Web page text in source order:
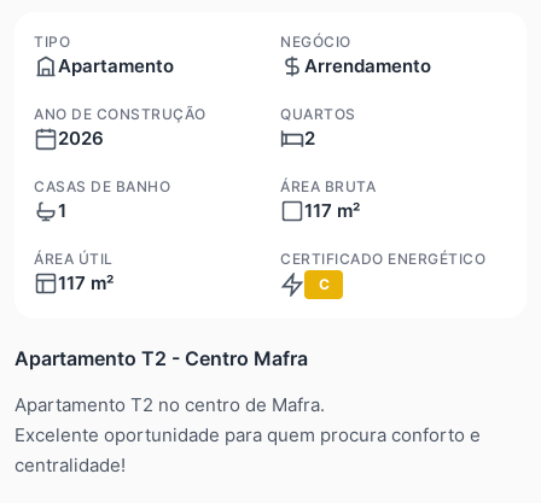
TIPO
Apartamento
NEGÓCIO
Arrendamento
ANO DE CONSTRUÇÃO
2026
QUARTOS
2
CASAS DE BANHO
1
ÁREA BRUTA
117 m²
ÁREA ÚTIL
117 m²
CERTIFICADO ENERGÉTICO
C
Apartamento T2 - Centro Mafra
Apartamento T2 no centro de Mafra.
Excelente oportunidade para quem procura conforto e
centralidade!